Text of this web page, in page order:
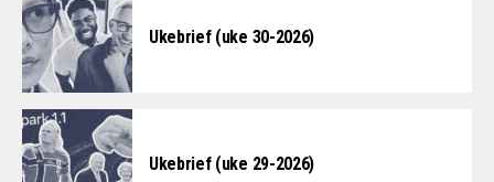
Ukebrief (uke 30-2026)
Ukebrief (uke 29-2026)